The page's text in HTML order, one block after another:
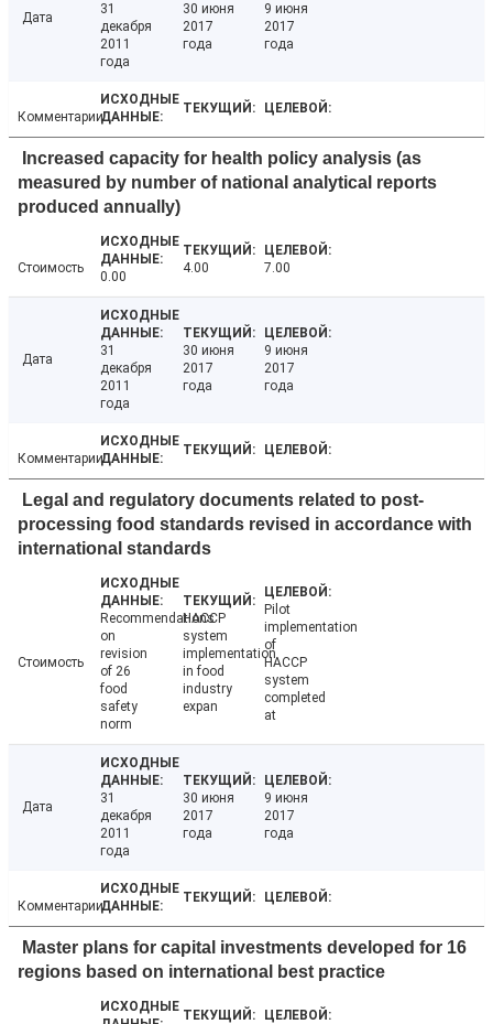
Дата
31
декабря
2011
года
30 июня
2017
года
9 июня
2017
года
Комментарии
Increased capacity for health policy analysis (as
measured by number of national analytical reports
produced annually)
Стоимость
0.00
4.00 7.00
Дата
31
декабря
2011
года
30 июня
2017
года
9 июня
2017
года
Комментарии
Legal and regulatory documents related to post-
processing food standards revised in accordance with
international standards
Стоимость
Recommendations
on
revision
of 26
food
safety
norm
HACCP
system
implementation
in food
industry
expan
Pilot
implementation
of
HACCP
system
completed
at
Дата
31
декабря
2011
года
30 июня
2017
года
9 июня
2017
года
Комментарии
Master plans for capital investments developed for 16
regions based on international best practice